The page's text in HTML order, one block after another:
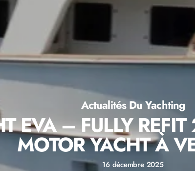
Actualités Du Yachting
EVA – FULLY
MOTOR YACHT À
16 décembre 2025